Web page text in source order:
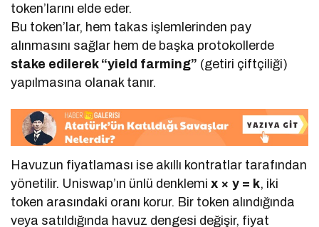
token’larını elde eder.
Bu token’lar, hem takas işlemlerinden pay
alınmasını sağlar hem de başka protokollerde
stake edilerek “yield farming” (getiri çiftçiliği)
yapılmasına olanak tanır.
Havuzun fiyatlaması ise akıllı kontratlar tarafından
yönetilir. Uniswap’ın ünlü denklemix × y = k, iki
token arasındaki oranı korur. Bir token alındığında
veya satıldığında havuz dengesi değişir, fiyat